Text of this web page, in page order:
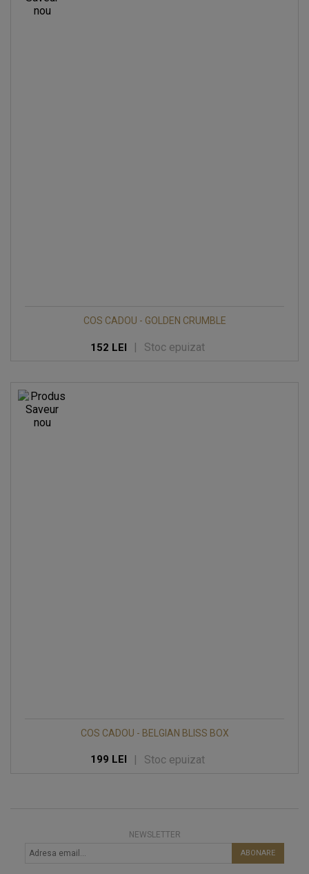
COS CADOU - GOLDEN CRUMBLE
152 LEI Stoc epuizat
COS CADOU - BELGIAN BLISS BOX
199 LEI | Stoc epuizat
NEWSLETTER
ABONARE